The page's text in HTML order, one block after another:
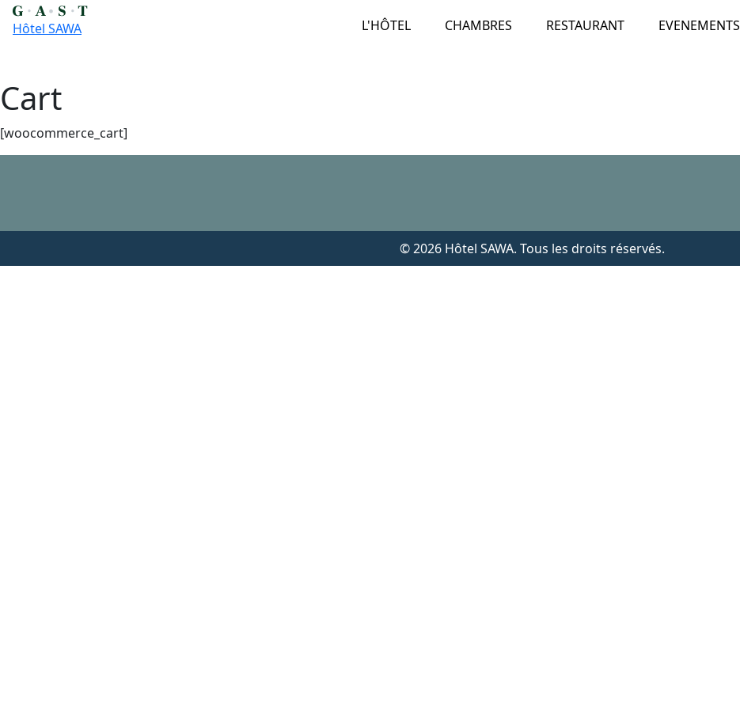
Skip
to
content
Hôtel SAWA L'HÔTEL CHAMBRES RESTAURANT EVENEMENTS
Cart
[woocommerce_cart]
© 2026 Hôtel SAWA. Tous les droits réservés.